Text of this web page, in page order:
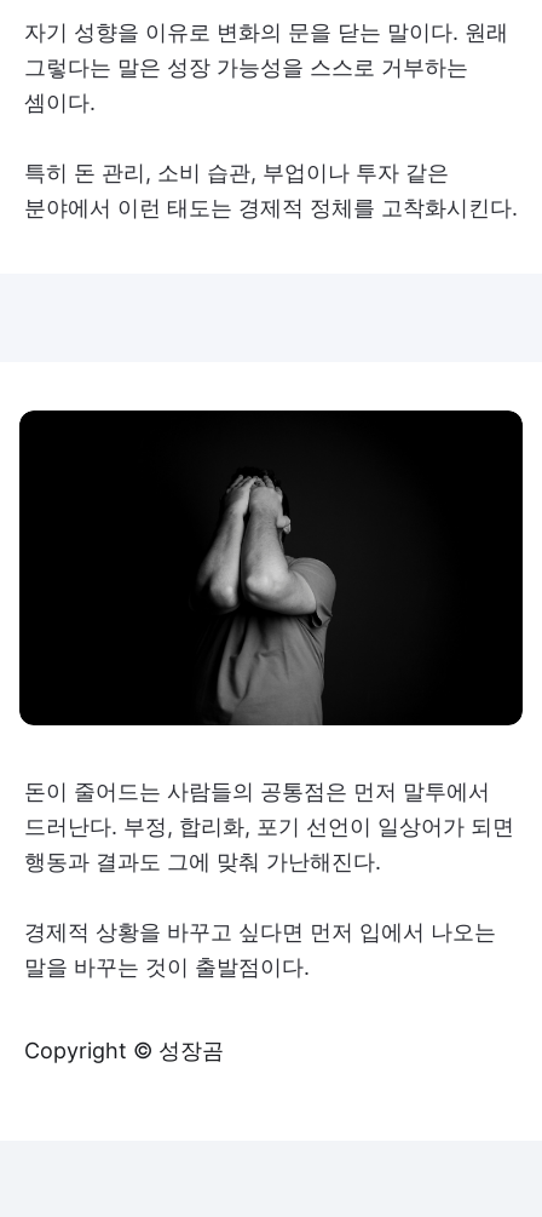
자기 성향을 이유로 변화의 문을 닫는 말이다. 원래
그렇다는 말은 성장 가능성을 스스로 거부하는
셈이다.
특히 돈 관리, 소비 습관, 부업이나 투자 같은
분야에서 이런 태도는 경제적 정체를 고착화시킨다.
돈이 줄어드는 사람들의 공통점은 먼저 말투에서
드러난다. 부정, 합리화, 포기 선언이 일상어가 되면
행동과 결과도 그에 맞춰 가난해진다.
경제적 상황을 바꾸고 싶다면 먼저 입에서 나오는
말을 바꾸는 것이 출발점이다.
Copyright © 성장곰